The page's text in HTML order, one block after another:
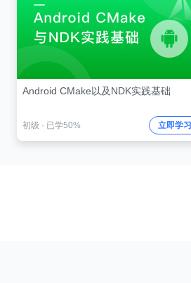
Android CMake以及NDK实践基础
初级 · 已学50% 立即学习